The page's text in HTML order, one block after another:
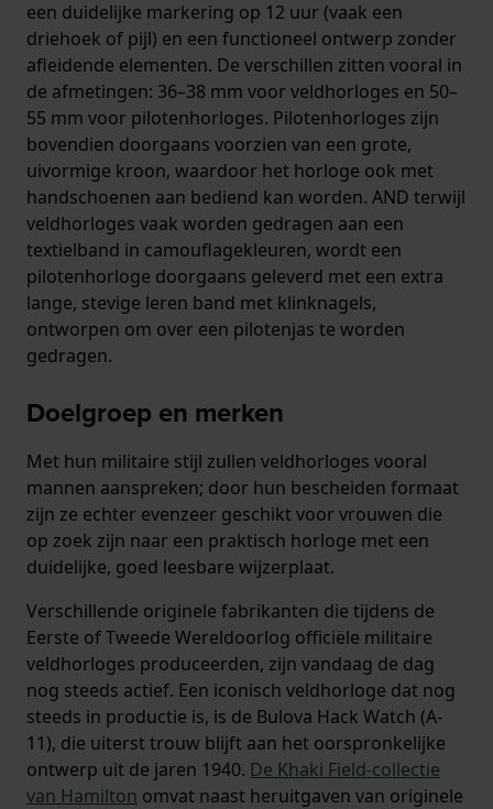
een duidelijke markering op 12 uur (vaak een
driehoek of pijl) en een functioneel ontwerp zonder
afleidende elementen. De verschillen zitten vooral in
de afmetingen: 36–38 mm voor veldhorloges en 50–
55 mm voor pilotenhorloges. Pilotenhorloges zijn
bovendien doorgaans voorzien van een grote,
uivormige kroon, waardoor het horloge ook met
handschoenen aan bediend kan worden. AND terwijl
veldhorloges vaak worden gedragen aan een
textielband in camouflagekleuren, wordt een
pilotenhorloge doorgaans geleverd met een extra
lange, stevige leren band met klinknagels,
ontworpen om over een pilotenjas te worden
gedragen.
Doelgroep en merken
Met hun militaire stijl zullen veldhorloges vooral
mannen aanspreken; door hun bescheiden formaat
zijn ze echter evenzeer geschikt voor vrouwen die
op zoek zijn naar een praktisch horloge met een
duidelijke, goed leesbare wijzerplaat.
Verschillende originele fabrikanten die tijdens de
Eerste of Tweede Wereldoorlog officiële militaire
veldhorloges produceerden, zijn vandaag de dag
nog steeds actief. Een iconisch veldhorloge dat nog
steeds in productie is, is de Bulova Hack Watch (A-
11), die uiterst trouw blijft aan het oorspronkelijke
ontwerp uit de jaren 1940. De Khaki Field-collectie
van Hamilton omvat naast heruitgaven van originele